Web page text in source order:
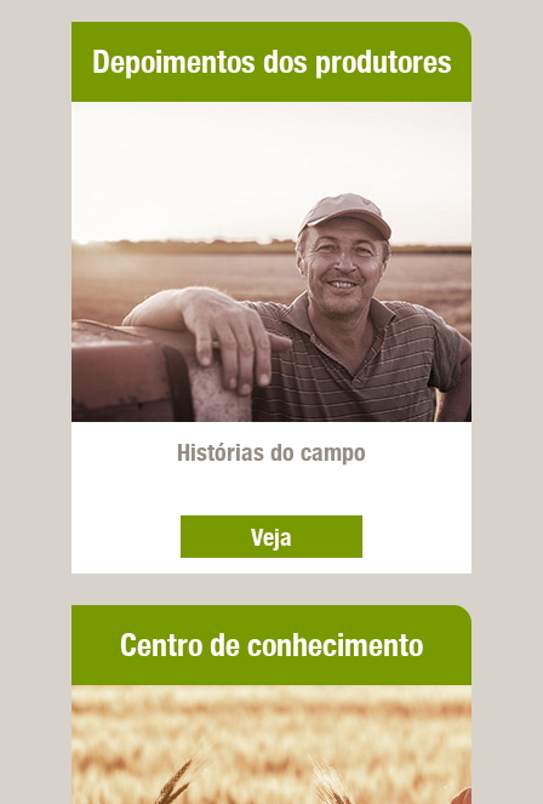
Depoimentos dos produtores
Histórias do campo
Veja
Centro de conhecimento